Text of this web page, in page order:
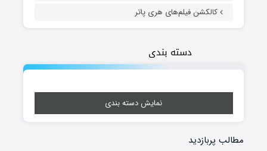
کالکشن فیلم‌های هری پاتر
دسته بندی
نمایش دسته بندی
مطالب پربازدید